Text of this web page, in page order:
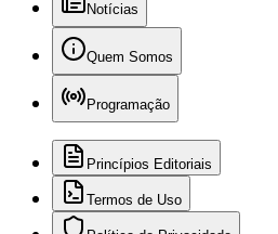
Notícias
Quem Somos
Programação
Princípios Editoriais
Termos de Uso